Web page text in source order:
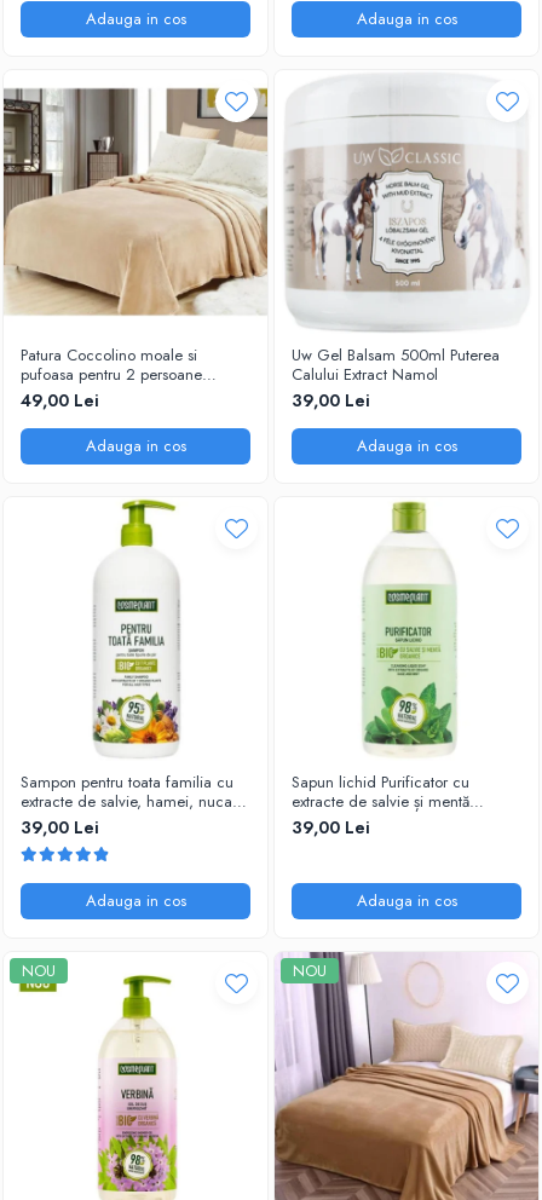
Adauga in cos Adauga in cos
Patura Coccolino moale si
pufoasa pentru 2 persoane
200X230 cm Bej
49,00 Lei
Adauga in cos
Uw Gel Balsam 500ml Puterea
Calului Extract Namol
39,00 Lei
Adauga in cos
Sampon pentru toata familia cu
extracte de salvie, hamei, nuca,
romanita, lavanda, urzică și
calendula organice Cosmeplant,
1000 ml
39,00 Lei
Adauga in cos
Sapun lichid Purificator cu
extracte de salvie și mentă
organice, 1000 ml
39,00 Lei
Adauga in cos
NOU NOU